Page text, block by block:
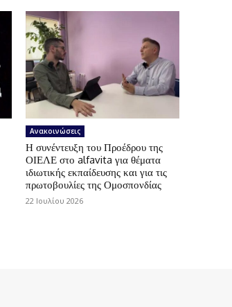
Ανακοινώσεις
Η συνέντευξη του Προέδρου της
ΟΙΕΛΕ στο alfavita για θέματα
ιδιωτικής εκπαίδευσης και για τις
πρωτοβουλίες της Ομοσπονδίας
22 Ιουλίου 2026